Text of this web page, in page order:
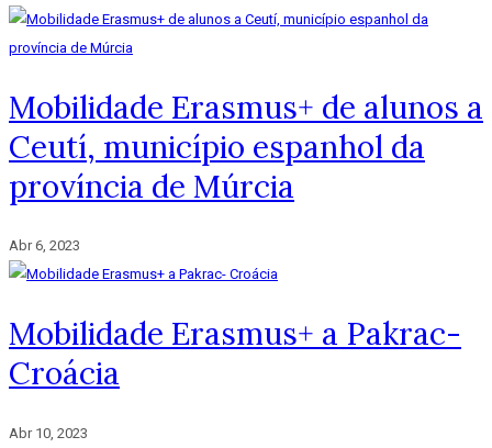
Mobilidade Erasmus+ de alunos a
Ceutí, município espanhol da
província de Múrcia
Abr 6, 2023
Mobilidade Erasmus+ a Pakrac-
Croácia
Abr 10, 2023